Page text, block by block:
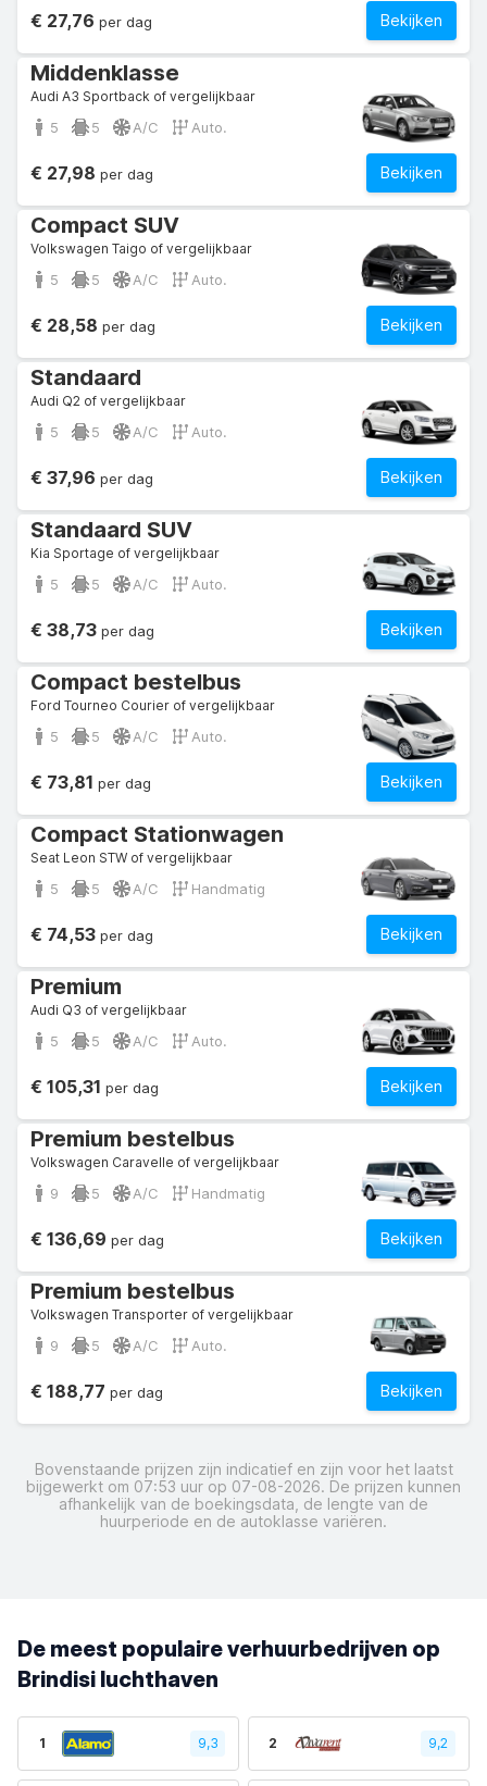
Bekijken
€ 27,76 per dag
Middenklasse
Audi A3 Sportback of vergelijkbaar
5 5 A/C Auto.
Bekijken
€ 27,98 per dag
Compact SUV
Volkswagen Taigo of vergelijkbaar
5 5 A/C Auto.
Bekijken
€ 28,58 per dag
Standaard
Audi Q2 of vergelijkbaar
5 5 A/C Auto.
Bekijken
€ 37,96 per dag
Standaard SUV
Kia Sportage of vergelijkbaar
5 5 A/C Auto.
Bekijken
€ 38,73 per dag
Compact bestelbus
Ford Tourneo Courier of vergelijkbaar
5 5 A/C Auto.
Bekijken
€ 73,81 per dag
Compact Stationwagen
Seat Leon STW of vergelijkbaar
5 5 A/C Handmatig
Bekijken
€ 74,53 per dag
Premium
Audi Q3 of vergelijkbaar
5 5 A/C Auto.
Bekijken
€ 105,31 per dag
Premium bestelbus
Volkswagen Caravelle of vergelijkbaar
9 5 A/C Handmatig
Bekijken
€ 136,69 per dag
Premium bestelbus
Volkswagen Transporter of vergelijkbaar
9 5 A/C Auto.
Bekijken
€ 188,77 per dag
Bovenstaande prijzen zijn indicatief en zijn voor het laatst
bijgewerkt om 07:53 uur op 07-08-2026. De prijzen kunnen
afhankelijk van de boekingsdata, de lengte van de
huurperiode en de autoklasse variëren.
De meest populaire verhuurbedrijven op
Brindisi luchthaven
1 9,3 2 9,2